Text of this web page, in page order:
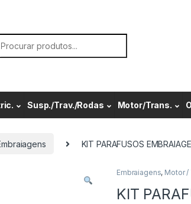
Search for:
Susp./Trav./Rodas Motor/Trans.
KIT PARAFUSOS
Embraiagens, Motor /
KIT